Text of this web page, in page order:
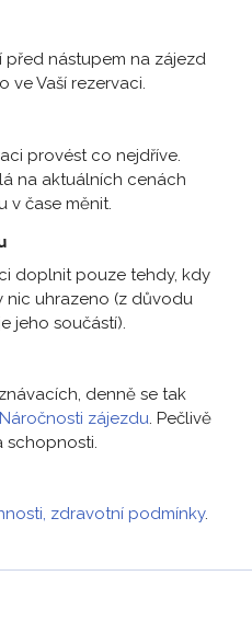
před nástupem na zájezd
ve Vaší rezervaci.
provést co nejdříve.
na aktuálních cenách
v čase měnit.
doplnit pouze tehdy, kdy
nic uhrazeno (z důvodu
jeho součástí).
denně se tak
Náročnosti zájezdu. Pečlivě
schopnosti.
zdravotní podmínky.